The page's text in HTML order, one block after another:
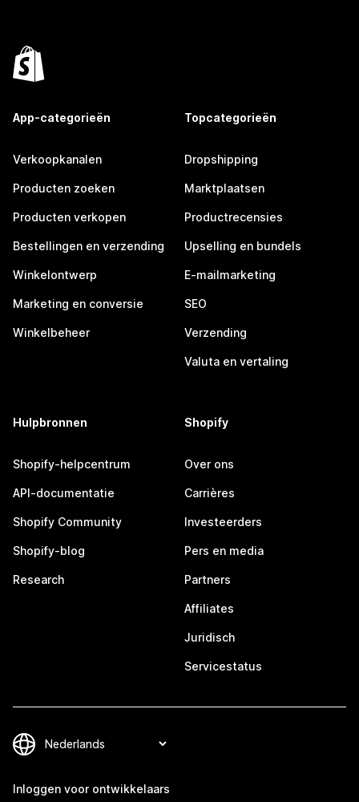
App-categorieën
Verkoopkanalen
Producten zoeken
Producten verkopen
Bestellingen en verzending
Winkelontwerp
Marketing en conversie
Winkelbeheer
Topcategorieën
Dropshipping
Marktplaatsen
Productrecensies
Upselling en bundels
E-mailmarketing
SEO
Verzending
Valuta en vertaling
Hulpbronnen
Shopify-helpcentrum
API-documentatie
Shopify Community
Shopify-blog
Research
Shopify
Over ons
Carrières
Investeerders
Pers en media
Partners
Affiliates
Juridisch
Servicestatus
Inloggen voor ontwikkelaars